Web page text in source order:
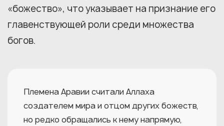
«божество», что указывает на признание его
главенствующей роли среди множества
богов.
Племена Аравии считали Аллаха
создателем мира и отцом других божеств,
но редко обращались к нему напрямую,